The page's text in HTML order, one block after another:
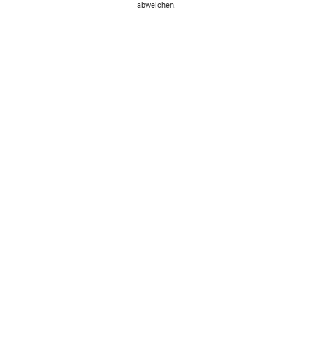
abweichen.